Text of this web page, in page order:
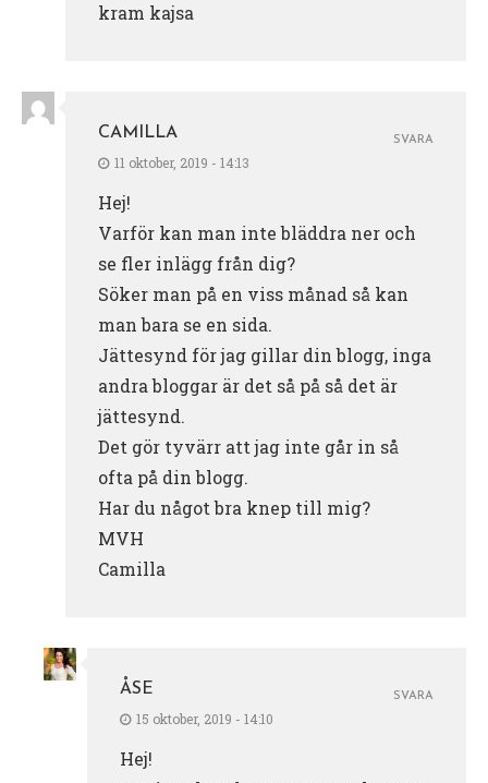
kram kajsa
CAMILLA
11 oktober, 2019 - 14:13
Hej!
Varför kan man inte bläddra ner och
se fler inlägg från dig?
Söker man på en viss månad så kan
man bara se en sida.
Jättesynd för jag gillar din blogg, inga
andra bloggar är det så på så det är
jättesynd.
Det gör tyvärr att jag inte går in så
ofta på din blogg.
Har du något bra knep till mig?
MVH
Camilla
SVARA
ÅSE
15 oktober, 2019 - 14:10
Hej!
SVARA